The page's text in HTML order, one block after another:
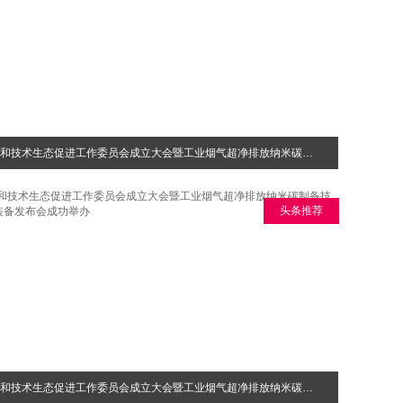
碳中和技术生态促进工作委员会成立大会暨工业烟气超净排放纳米碳制备技术成套装备发布会成功举办
碳中和技术生态促进工作委员会成立大会暨工业烟气超净排放纳米碳制备技术成套装备发布会成功举办
头条推荐